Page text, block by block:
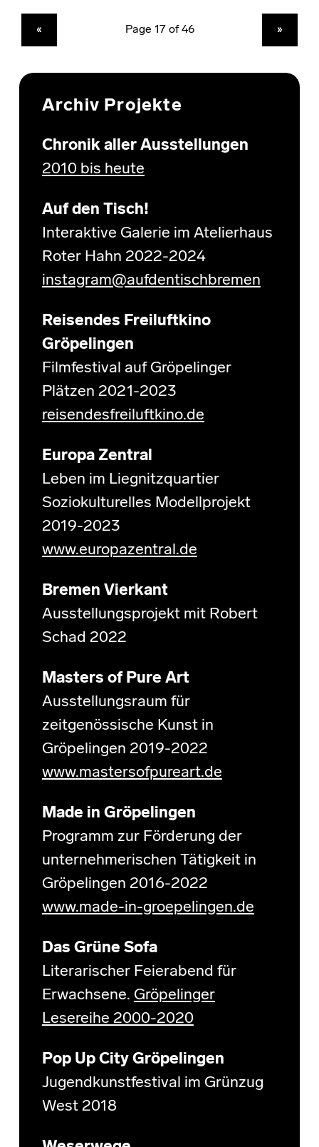
« »
Archiv Projekte
Chronik aller Ausstellungen
2010 bis heute
Auf den Tisch!
Interaktive Galerie im Atelierhaus
Roter Hahn 2022-2024
instagram@aufdentischbremen
Reisendes Freiluftkino
Gröpelingen
Filmfestival auf Gröpelinger
Plätzen 2021-2023
reisendesfreiluftkino.de
Europa Zentral
Leben im Liegnitzquartier
Soziokulturelles Modellprojekt
2019-2023
www.europazentral.de
Bremen Vierkant
Ausstellungsprojekt mit Robert
Schad 2022
Masters of Pure Art
Ausstellungsraum für
zeitgenössische Kunst in
Gröpelingen 2019-2022
www.mastersofpureart.de
Made in Gröpelingen
Programm zur Förderung der
unternehmerischen Tätigkeit in
Gröpelingen 2016-2022
www.made-in-groepelingen.de
Das Grüne Sofa
Literarischer Feierabend für
Erwachsene. Gröpelinger
Lesereihe 2000-2020
Pop Up City Gröpelingen
Jugendkunstfestival im Grünzug
West 2018